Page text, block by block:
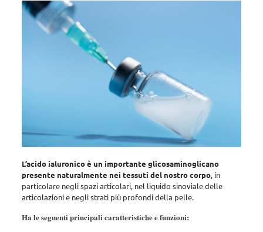
L’acido ialuronico è un importante glicosaminoglicano
presente naturalmente nei tessuti del nostro corpo, in
particolare negli spazi articolari, nel liquido sinoviale delle
articolazioni e negli strati più profondi della pelle.
Ha le seguenti principali caratteristiche e funzioni: